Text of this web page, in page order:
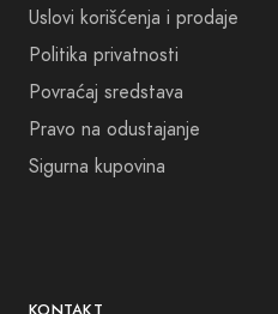
Uslovi korišćenja i prodaje
Politika privatnosti
Povraćaj sredstava
Pravo na odustajanje
Sigurna kupovina